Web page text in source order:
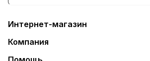
Интернет-магазин
Компания